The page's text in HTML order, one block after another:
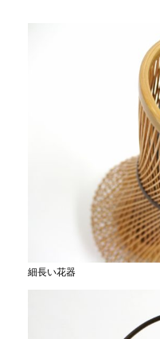
細長い花器